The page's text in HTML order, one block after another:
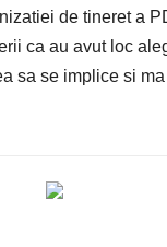
de tineret a
ca au avut loc
sa se implice si ma